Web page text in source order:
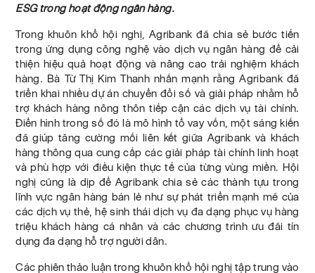
ESG trong hoạt động ngân hàng.
Trong khuôn khổ hội nghị, Agribank đã chia sẻ bước tiến
trong ứng dụng công nghệ vào dịch vụ ngân hàng để cải
thiện hiệu quả hoạt động và nâng cao trải nghiệm khách
hàng. Bà Từ Thị Kim Thanh nhấn mạnh rằng Agribank đã
triển khai nhiều dự án chuyển đổi số và giải pháp nhằm hỗ
trợ khách hàng nông thôn tiếp cận các dịch vụ tài chính.
Điển hình trong số đó là mô hình tổ vay vốn, một sáng kiến
đã giúp tăng cường mối liên kết giữa Agribank và khách
hàng thông qua cung cấp các giải pháp tài chính linh hoạt
và phù hợp với điều kiện thực tế của từng vùng miền. Hội
nghị cũng là dịp để Agribank chia sẻ các thành tựu trong
lĩnh vực ngân hàng bán lẻ như sự phát triển mạnh mẽ của
các dịch vụ thẻ, hệ sinh thái dịch vụ đa dạng phục vụ hàng
triệu khách hàng cá nhân và các chương trình ưu đãi tín
dụng đa dạng hỗ trợ người dân.
Các phiên thảo luận trong khuôn khổ hội nghị tập trung vào